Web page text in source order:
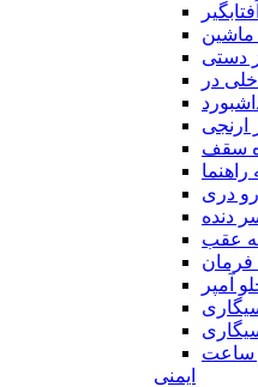
آفتابگیر
ماشین
دستی
در
ارنجی
سقف
رو دری
دنده
عقب
فرمان
آمپر
ساعت
ایمنی